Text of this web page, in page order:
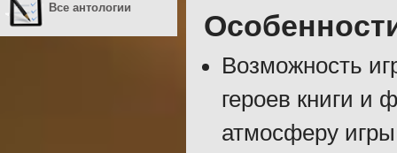
Возможность
героев книги и
атмосферу
Все антологии